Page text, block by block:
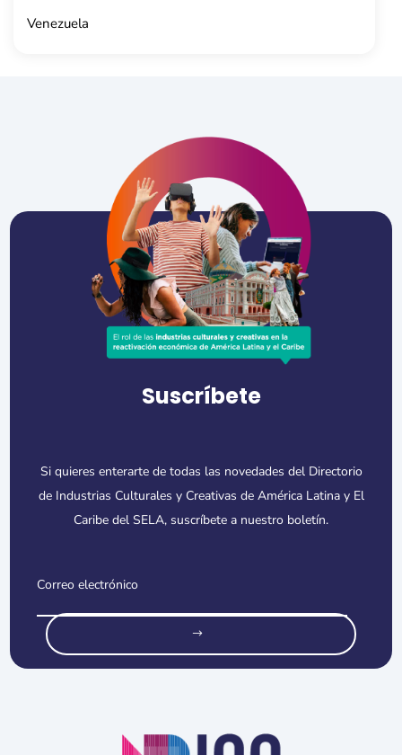
Venezuela
Suscríbete
Si quieres enterarte de todas las novedades del Directorio
de Industrias Culturales y Creativas de América Latina y El
Caribe del SELA, suscríbete a nuestro boletín.